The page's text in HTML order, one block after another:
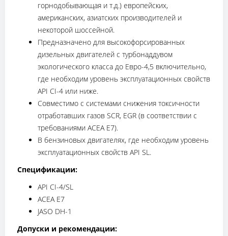
горнодобывающая и т.д.) европейских,
американских, азиатских производителей и
некоторой шоссейной.
Предназначено для высокофорсированных
дизельных двигателей с турбонаддувом
экологического класса до Евро-4,5 включительно,
где необходим уровень эксплуатационных свойств
API CI-4 или ниже.
Совместимо с системами снижения токсичности
отработавших газов SCR, EGR (в соответствии с
требованиями ACEA E7).
В бензиновых двигателях, где необходим уровень
эксплуатационных свойств API SL.
Спецификации:
API CI-4/SL
ACEA E7
JASO DH-1
Допуски и рекомендации: